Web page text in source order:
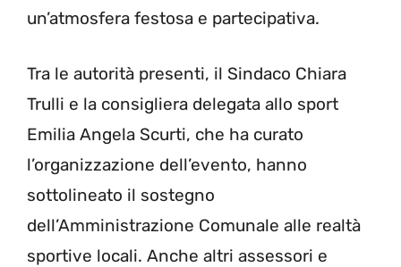
un’atmosfera festosa e partecipativa.
Tra le autorità presenti, il Sindaco Chiara
Trulli e la consigliera delegata allo sport
Emilia Angela Scurti, che ha curato
l’organizzazione dell’evento, hanno
sottolineato il sostegno
dell’Amministrazione Comunale alle realtà
sportive locali. Anche altri assessori e